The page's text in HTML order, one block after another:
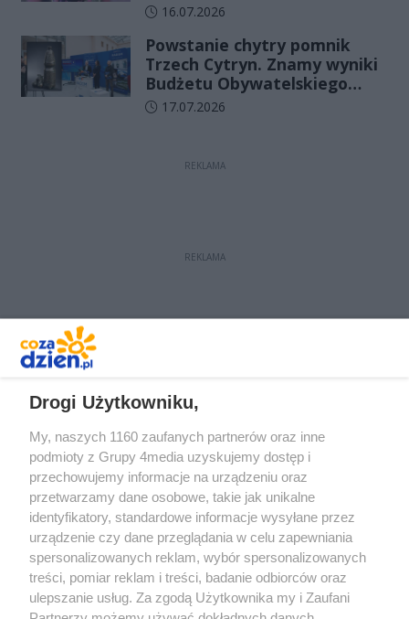
Data dodania artykułu:
16.07.2026
Powstanie chytry pomnik
Trzech Cytryn. Znamy wyniki
Budżetu Obywatelskiego
2027
Data dodania artykułu:
17.07.2026
REKLAMA
REKLAMA
Redakcja Reklama Prywatność
Praca Łódź
the:protocol
Drogi Użytkowniku,
My, naszych 1160 zaufanych partnerów oraz inne
podmioty z Grupy 4media uzyskujemy dostęp i
przechowujemy informacje na urządzeniu oraz
przetwarzamy dane osobowe, takie jak unikalne
identyfikatory, standardowe informacje wysyłane przez
urządzenie czy dane przeglądania w celu zapewniania
spersonalizowanych reklam, wybór spersonalizowanych
treści, pomiar reklam i treści, badanie odbiorców oraz
ulepszanie usług. Za zgodą Użytkownika my i Zaufani